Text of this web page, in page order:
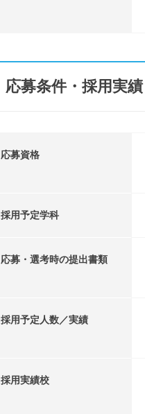
応募条件・採用実績
応募資格
採用予定学科
応募・選考時の提出書類
採用予定人数／実績
採用実績校